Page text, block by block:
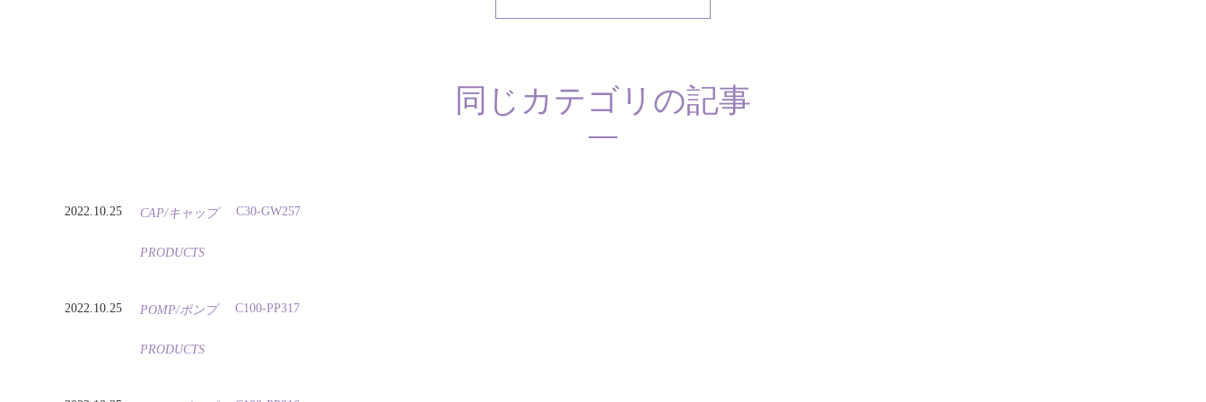
同じカテゴリの記事
2022.10.25 CAP/キャップ
PRODUCTS
C30-GW257
2022.10.25 POMP/ポンプ
PRODUCTS
C100-PP317